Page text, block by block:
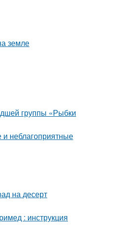
земле
группы «Рыбки
неблагоприятные
на десерт
: инструкция